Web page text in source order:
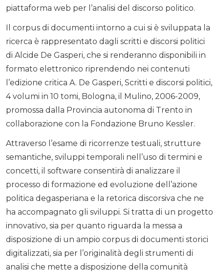
piattaforma web per l’analisi del discorso politico.
Il corpus di documenti intorno a cui si è sviluppata la
ricerca è rappresentato dagli scritti e discorsi politici
di Alcide De Gasperi, che si renderanno disponibili in
formato elettronico riprendendo nei contenuti
l’edizione critica A. De Gasperi, Scritti e discorsi politici,
4 volumi in 10 tomi, Bologna, il Mulino, 2006-2009,
promossa dalla Provincia autonoma di Trento in
collaborazione con la Fondazione Bruno Kessler.
Attraverso l’esame di ricorrenze testuali, strutture
semantiche, sviluppi temporali nell’uso di termini e
concetti, il software consentirà di analizzare il
processo di formazione ed evoluzione dell’azione
politica degasperiana e la retorica discorsiva che ne
ha accompagnato gli sviluppi. Si tratta di un progetto
innovativo, sia per quanto riguarda la messa a
disposizione di un ampio corpus di documenti storici
digitalizzati, sia per l’originalità degli strumenti di
analisi che mette a disposizione della comunità